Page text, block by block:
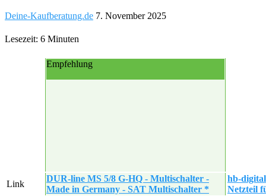
Deine-Kaufberatung.de 7. November 2025
Lesezeit: 6 Minuten
Empfehlung
Link
DUR-line MS 5/8 G-HQ - Multischalter -
Made in Germany - SAT Multischalter *
hb-
Netzteil